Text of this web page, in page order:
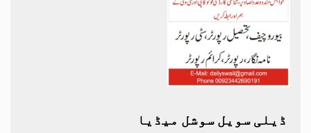
ڈیلی سویل سوشل میڈیا